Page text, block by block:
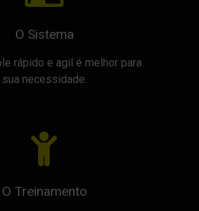
O Sistema
rápido e agil é melhor para
sua necessidade.
O Treinamento